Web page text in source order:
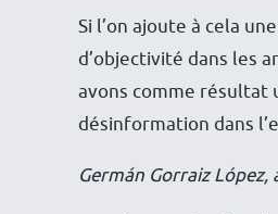
Si l’on ajoute à cela
d’objectivité dans les
avons comme résultat
désinformation dans
Germán Gorraiz